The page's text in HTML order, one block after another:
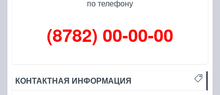
по телефону
(8782) 00-00-00
КОНТАКТНАЯ ИНФОРМАЦИЯ